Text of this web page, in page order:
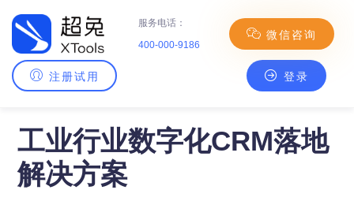
服务电话：
400-000-9186
微信咨询
注册试用 登录
主页>CRM百科> 工业行业数字化CRM落地解决方案
工业行业数字化CRM落地
解决方案